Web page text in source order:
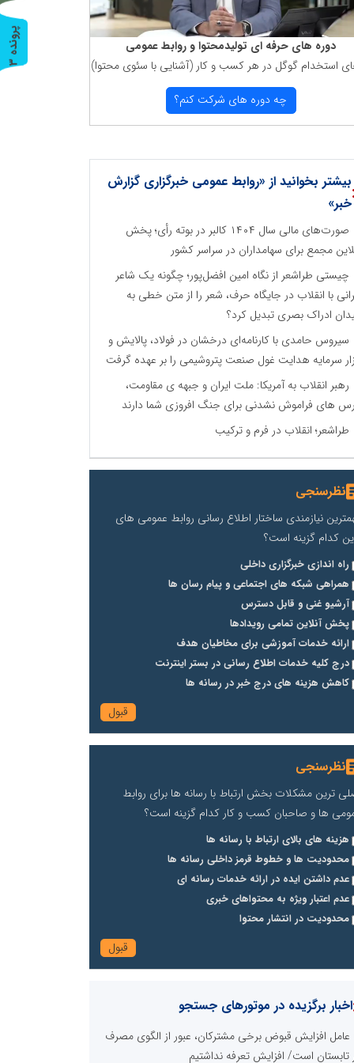
دوره های حرفه ای تولیدمحتوا و روابط عمومی
استخدام گوگل در هر كسب و كار (آشنایی با سئوی محتوا)
چه دوره های شركت كنم؟
بیشتر بخوانید از «روابط عمومی خبرگزاری گزارش
خبر»
صورت‌های مالی سال ۱۴۰۴ کالبر در بوته رأی؛ پخش
مجمع برای سهامداران در سراسر کشور
چیستی طراشعر از نگاه امین افضل‌پور؛ چگونه یک شاعر
با انقلاب در جایگاه حرف، شعر را از متن خطی به
ادراک بصری تبدیل کرد؟
سیروس حامدی با کارنامه‌ای درخشان در فولاد، پالایش و
سرمایه هدایت غول صنعت پتروشیمی را بر عهده گرفت
رهبر انقلاب به آمریکا: ملت ایران و جبهه ی مقاومت،
های فراموش نشدنی برای جنگ افروزی شما دارند
طراشعر؛ انقلاب در فرم و ترکیب
نظرسنجی
نیازمندی ساختار اطلاع رسانی روابط عمومی های
کدام گزینه است؟
راه اندازی خبرگزاری داخلی
همراهی شبکه های اجتماعی و پیام رسان ها
آرشیو غنی و قابل دسترس
پخش آنلاین تمامی رویدادها
ارائه خدمات آموزشی برای مخاطیان هدف
درج کلیه خدمات اطلاع رسانی در بستر اینترنت
کاهش هزینه های درج خبر در رسانه ها
نظرسنجی
ترین مشکلات بخش ارتباط با رسانه ها برای روابط
ها و صاحبان کسب و کار کدام گزینه است؟
هزینه های بالای ارتباط با رسانه ها
محدودیت ها و خطوط قرمز داخلی رسانه ها
عدم داشتن ایده در ارائه خدمات رسانه ای
عدم اعتبار ویژه به محتواهای خبری
محدودیت در انتشار محتوا
اخبار برگزیده در موتورهای جستجو
عامل افزایش قبوض برخی مشترکان، عبور از الگوی مصرف
تابستان است/ افزایش تعرفه نداشتیم
پ
ر
و
ن
د
ه
3